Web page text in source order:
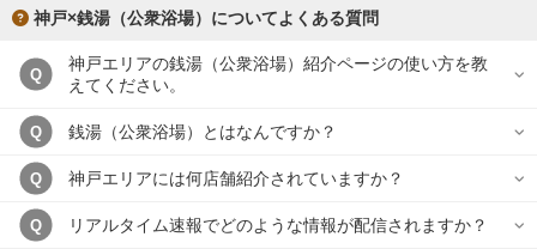
ペアルームあり シャワー室完備
フットバスあり
専用駐車場あり 有資格者在籍
日本人スタッフのみ 女性スタッフのみ
スタッフ指名可 Ｗセラピスト
神戸×銭湯（公衆浴場）についてよくある質問
Q
神戸エリアの銭湯（公衆浴場）紹介ページの使い方を教
えてください。
Q 銭湯（公衆浴場）とはなんですか？
Q 神戸エリアには何店舗紹介されていますか？
Q リアルタイム速報でどのような情報が配信されますか？